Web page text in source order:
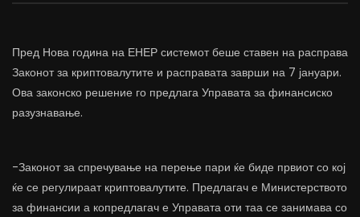
Пред Нова година на ЕНЕР системот беше ставен на расправа
Законот за криптовалутите и расправата заврши на 7 јануари.
Ова законско решение го предлага Управата за финансиско
разузнавање.
-Законот за спречување на перење пари ќе биде првиот со кој
ќе се регулираат криптовалутите. Предлагач е Министерството
за финансии а копредлагач е Управата оти таа се занимава со